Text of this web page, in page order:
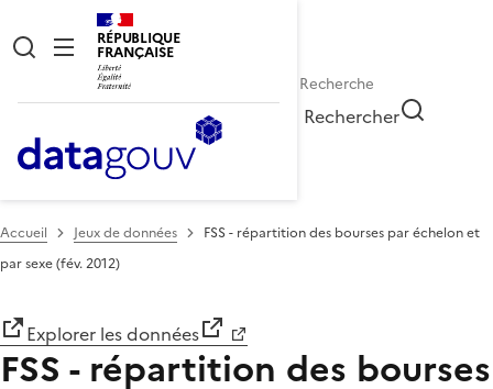
RÉPUBLIQUE
FRANÇAISE
Rechercher
Accueil Jeux de données
FSS - répartition des bourses par échelon et
par sexe (fév. 2012)
Explorer les données
FSS - répartition des bourses